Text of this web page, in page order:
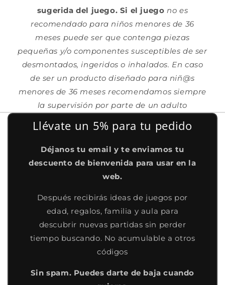
sugerida del juego. Si el juego no es
recomendado para niños menores de 36
meses puede ser que contenga piezas
pequeñas y/o componentes susceptibles de ser
desmontados, ingeridos o inhalados. En caso
de ser un producto diseñado para niñ@s
menores de 36 meses recomendamos siempre
la supervisión por parte de un adulto
Llévate un 5% para tu pedido
Déjanos tu email y te enviamos tu
descuento de bienvenida para usar en la
web.
Después recibirás ideas de juegos por
edad, regalos, familia y aula para
descubrir nuevas partidas sin perder
tiempo buscando. No acumulable a otros
códigos
Sin spam. Puedes darte de baja cuando